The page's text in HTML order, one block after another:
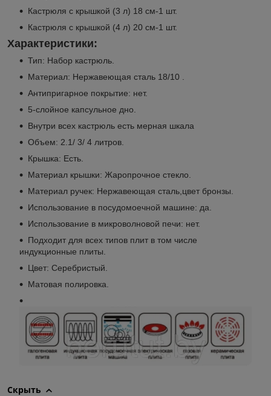
Кастрюля с крышкой (3 л) 18 см-1 шт.
Кастрюля с крышкой (4 л) 20 см-1 шт.
Характеристики:
Тип: Набор кастрюль.
Материал: Нержавеющая сталь 18/10 .
Антипригарное покрытие: нет.
5-слойное капсульное дно.
Внутри всех кастрюль есть мерная шкала
Объем: 2.1/ 3/ 4 литров.
Крышка: Есть.
Материал крышки: Жаропрочное стекло.
Материал ручек: Нержавеющая сталь,цвет бронзы.
Использование в посудомоечной машине: да.
Использование в микроволновой печи: нет.
Подходит для всех типов плит в том числе
индукционные плиты.
Цвет: Серебристый.
Матовая полировка.
Скрыть